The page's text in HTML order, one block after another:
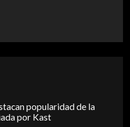
popularidad de la
por Kast